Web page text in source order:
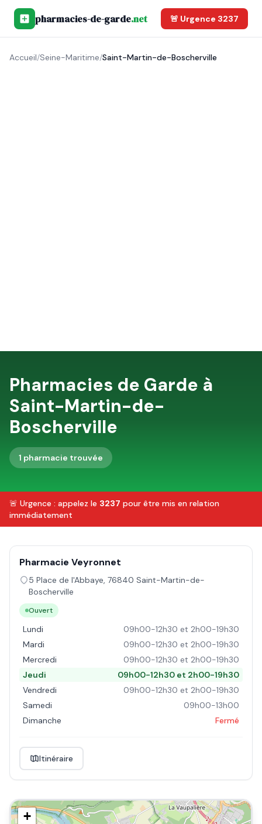
pharmacies-de-garde.net 🚨 Urgence 3237
Accueil/Seine-Maritime/Saint-Martin-de-Boscherville
Pharmacies de Garde à
Saint-Martin-de-
Boscherville
1 pharmacie trouvée
🚨 Urgence : appelez le 3237 pour être mis en relation
immédiatement
Pharmacie Veyronnet
5 Place de l'Abbaye, 76840 Saint-Martin-de-
Boscherville
Ouvert
Lundi
09h00-12h30 et 2h00-19h30
Mardi
09h00-12h30 et 2h00-19h30
Mercredi
09h00-12h30 et 2h00-19h30
Jeudi
09h00-12h30 et 2h00-19h30
Vendredi
09h00-12h30 et 2h00-19h30
Samedi
09h00-13h00
Dimanche
Fermé
Itinéraire
+